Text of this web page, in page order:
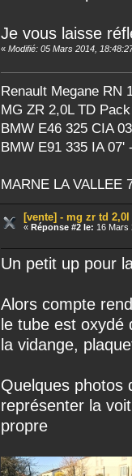
Je vous laisse
« Modifié: 05 Mars 2014,
Renault Megane RN
MG ZR 2,0L TD
BMW E46 325 CIA
BMW E91 335 IA
MARNE LA VALLEE
[vente] - mg zr td 2,0l
«Réponse #2 le: 16 Mars
Un petit up pour
Alors compte
le tube est oxydé
la vidange,
Quelques photos
représenter la
propre